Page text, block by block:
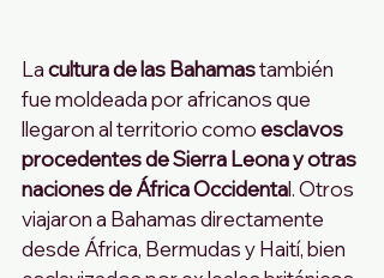
La cultura de las Bahamas también
fue moldeada por africanos que
llegaron al territorio como esclavos
procedentes de Sierra Leona y otras
naciones de África Occidental. Otros
viajaron a Bahamas directamente
desde África, Bermudas y Haití, bien